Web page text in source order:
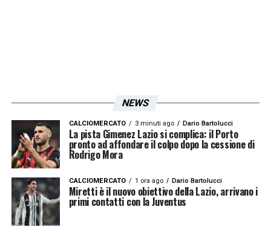
NEWS
CALCIOMERCATO 3 minuti ago Dario Bartolucci
La pista Gimenez Lazio si complica: il Porto
pronto ad affondare il colpo dopo la cessione di
Rodrigo Mora
CALCIOMERCATO 1 ora ago Dario Bartolucci
Miretti è il nuovo obiettivo della Lazio, arrivano i
primi contatti con la Juventus